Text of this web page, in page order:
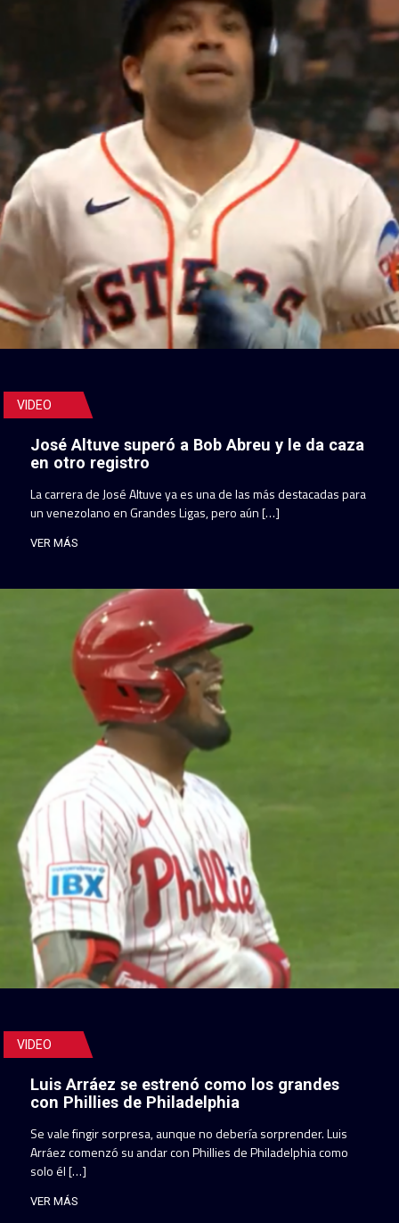
VIDEO
José Altuve superó a Bob Abreu y le da caza
en otro registro
La carrera de José Altuve ya es una de las más destacadas para
un venezolano en Grandes Ligas, pero aún […]
VER MÁS
VIDEO
Luis Arráez se estrenó como los grandes
con Phillies de Philadelphia
Se vale fingir sorpresa, aunque no debería sorprender. Luis
Arráez comenzó su andar con Phillies de Philadelphia como
solo él […]
VER MÁS